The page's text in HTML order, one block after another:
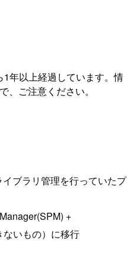
年以上経過しています。情
、ご注意ください。
ブラリ管理を行っていたプ
+
いもの）に移行